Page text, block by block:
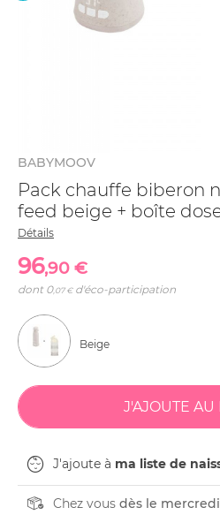
BABYMOOV
Pack chauffe biberon
feed beige + boîte
Détails
96,90 €
dont 0,07 €d'éco-participation
Beige
J'ajoute à ma liste de
Chez vous dès le mercredi